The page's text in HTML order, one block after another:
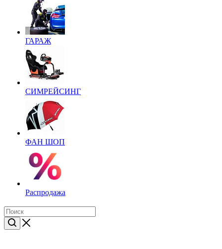
ГАРАЖ
СИМРЕЙСИНГ
ФАН ШОП
Распродажа